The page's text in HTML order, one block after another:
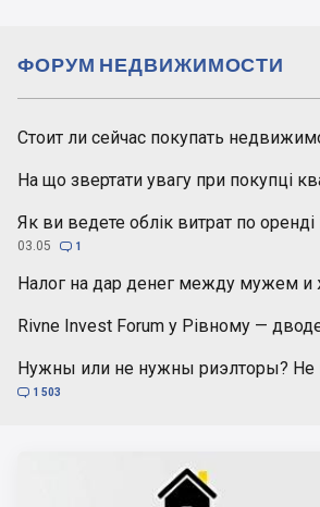
Стоит ли сейчас покупать
На що звертати увагу при покупці
Як ви ведете облік витрат по оренді
03.05  1
Налог на дар денег между мужем и
Rivne Invest Forum у Рівному —
Нужны или не нужны риэлторы?
 1 503
ФОРУМ НЕДВИЖИМОСТИ